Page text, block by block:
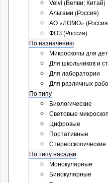
Velvi (Велви; Китай)
Альтами (Россия)
АО «ЛОМО»
ФОЗ (Россия)
По назначению
Микроскопы для
Для школьников и
Для лаборатории
Для различных
По типу
Биологические
Световые
Цифровые
Портативные
По типу насадки
Монокулярные
Бинокулярные